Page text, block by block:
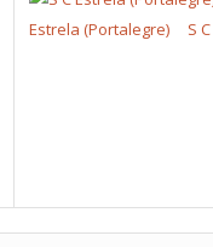
Estrela (Portalegre)
S